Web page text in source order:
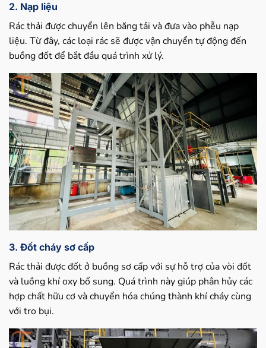
2. Nạp liệu
Rác thải được chuyển lên băng tải và đưa vào phễu nạp
liệu. Từ đây, các loại rác sẽ được vận chuyển tự động đến
buồng đốt để bắt đầu quá trình xử lý.
3. Đốt cháy sơ cấp
Rác thải được đốt ở buồng sơ cấp với sự hỗ trợ của vòi đốt
và luồng khí oxy bổ sung. Quá trình này giúp phân hủy các
hợp chất hữu cơ và chuyển hóa chúng thành khí cháy cùng
với tro bụi.